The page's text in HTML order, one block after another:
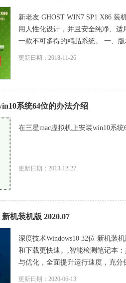
新老友 GHOST WIN7 SP1 X86 装
用人性化设计，并且安全纯净、
一款不可多得的精品系统。 一、
更新日期：2018-11-26
系统64位的办法介绍
在三星mac虚拟机上安装win10系
更新日期：2013-12-27
机装机版 2020.07
深度技术Windows10 32位 新机装
和下载更快速。,智能检测笔记本
与优化，全面提升运行速度，充
更新日期：2020-06-13